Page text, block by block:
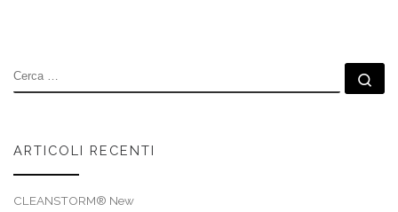
CERCA
ARTICOLI RECENTI
CLEANSTORM® New